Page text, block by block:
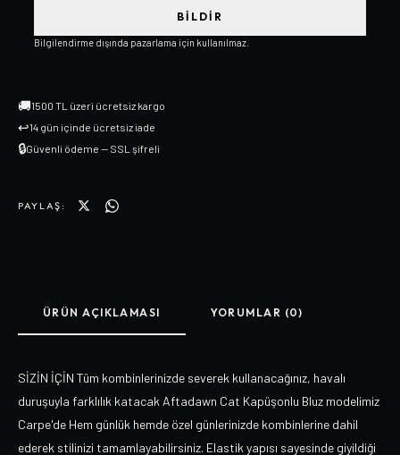
BILDIR
Bilgilendirme dışında pazarlama için kullanılmaz.
🚚1500 TL üzeri ücretsiz kargo
↩14 gün içinde ücretsiz iade
🔒Güvenli ödeme — SSL şifreli
PAYLAŞ:
ÜRÜN AÇIKLAMASI YORUMLAR (0)
SİZİN İÇİN Tüm kombinlerinizde severek kullanacağınız, havalı
duruşuyla farklılık katacak Aftadawn Cat Kapüşonlu Bluz modelimiz
Carpe'de Hem günlük hemde özel günlerinizde kombinlerine dahil
ederek stilinizi tamamlayabilirsiniz. Elastik yapısı sayesinde giyildiği